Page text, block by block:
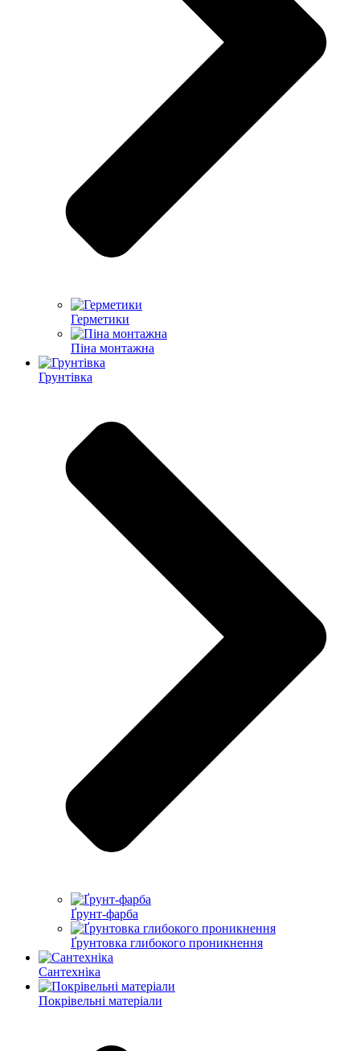
Герметики
Піна монтажна
Грунтівка
Ґрунт-фарба
Ґрунтовка глибокого проникнення
Сантехніка
Покрівельні матеріали